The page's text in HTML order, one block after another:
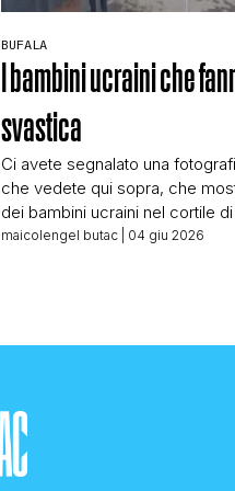
BUFALA
I bambini ucraini che
svastica
Ci avete segnalato una
che vedete qui sopra, che
dei bambini ucraini nel cortile di
supposta scuola in Ucraina
maicolengel butac | 04 giu 2026